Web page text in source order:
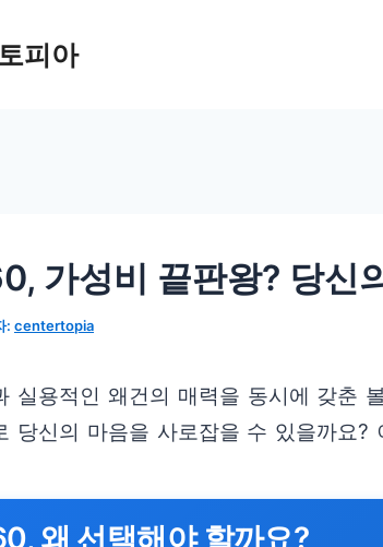
피아
가성비 끝판왕? 당신
: centertopia
실용적인 왜건의 매력을 동시에 갖춘
당신의 마음을 사로잡을 수 있을까요
왜 선택해야 할까요?